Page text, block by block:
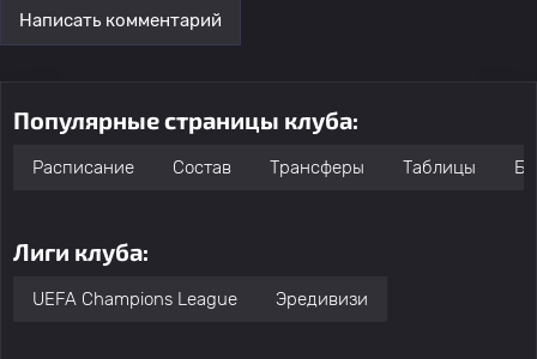
Написать комментарий
Популярные страницы клуба:
Расписание Состав Трансферы Таблицы
Лиги клуба:
UEFA Champions League Эредивизи